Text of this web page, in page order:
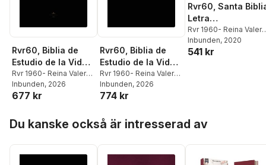
Rvr60, Biblia de
Estudio de la Vida
Plena, Edición
Clásica, Piel
Fabricada, Negro,
En Rojo, Comfort
Rvr 1960- Reina Valera
1960,Vida
Inbunden, 2026
677 kr
Rvr60, Biblia de
Estudio de la Vida
Plena, Edición
Clásica,
Leathersoft, Negro,
En Rojo, Comfort
Cierre
Rvr 1960- Reina Valera
1960,Vida
Inbunden, 2026
774 kr
Rvr60, Santa
Letra
Supergigante,
Leathersoft, Café,
Con Cierre,
Rvr 1960- Reina Valera
1960
Inbunden, 2020
541 kr
Du kanske också är intresserad av